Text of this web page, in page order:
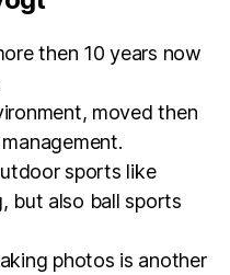
then 10 years now
moved then
sports like
but also ball sports
photos is another